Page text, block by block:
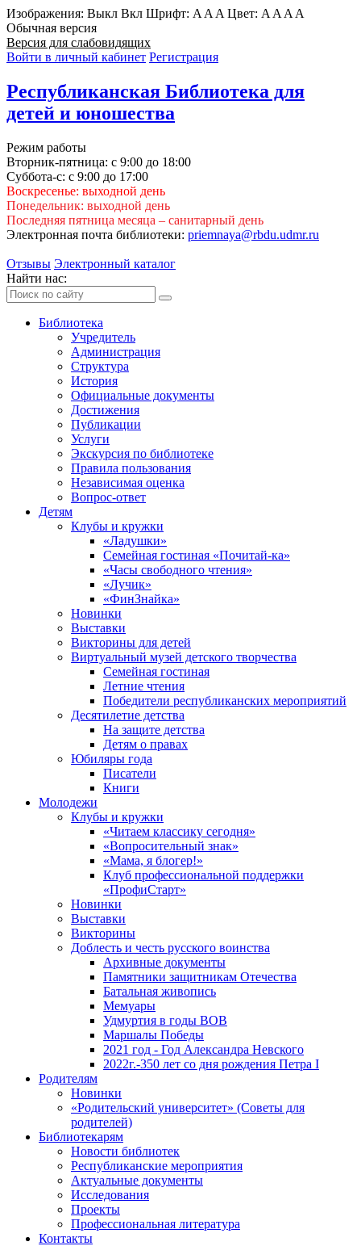
Изображения: Выкл Вкл Шрифт: A A A Цвет: A A A A
Обычная версия
Версия для слабовидящих
Войти в личный кабинет Регистрация
Республиканская Библиотека для
детей и юношества
Режим работы
Вторник-пятница: с 9:00 до 18:00
Суббота-с: с 9:00 до 17:00
Воскресенье: выходной день
Понедельник: выходной день
Последняя пятница месяца – санитарный день
Электронная почта библиотеки: priemnaya@rbdu.udmr.ru
Отзывы Электронный каталог
Найти нас:
Библиотека
Учредитель
Администрация
Структура
История
Официальные документы
Достижения
Публикации
Услуги
Экскурсия по библиотеке
Правила пользования
Независимая оценка
Вопрос-ответ
Детям
Клубы и кружки
«Ладушки»
Семейная гостиная «Почитай-ка»
«Часы свободного чтения»
«Лучик»
«ФинЗнайка»
Новинки
Выставки
Викторины для детей
Виртуальный музей детского творчества
Семейная гостиная
Летние чтения
Победители республиканских мероприятий
Десятилетие детства
На защите детства
Детям о правах
Юбиляры года
Писатели
Книги
Молодежи
Клубы и кружки
«Читаем классику сегодня»
«Вопросительный знак»
«Мама, я блогер!»
Клуб профессиональной поддержки
«ПрофиСтарт»
Новинки
Выставки
Викторины
Доблесть и честь русского воинства
Архивные документы
Памятники защитникам Отечества
Батальная живопись
Мемуары
Удмуртия в годы ВОВ
Маршалы Победы
2021 год - Год Александра Невского
2022г.-350 лет со дня рождения Петра I
Родителям
Новинки
«Родительский университет» (Советы для
родителей)
Библиотекарям
Новости библиотек
Республиканские мероприятия
Актуальные документы
Исследования
Проекты
Профессиональная литература
Контакты